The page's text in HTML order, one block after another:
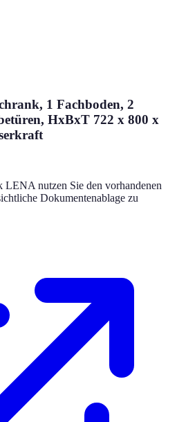
1 Fachboden, 2
HxBxT 722 x 800 x
LENA nutzen Sie den vorhandenen
Dokumentenablage zu